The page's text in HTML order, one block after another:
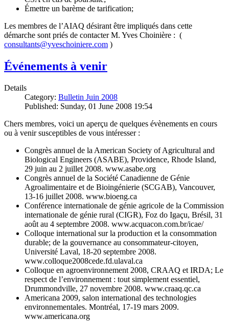
Émettre un barème de tarification;
Les membres de l’AIAQ désirant être impliqués dans cette
démarche sont priés de contacter M. Yves Choinière : (
consultants@yveschoiniere.com )
Événements à venir
Details
Category: Bulletin Juin 2008
Published: Sunday, 01 June 2008 19:54
Chers membres, voici un aperçu de quelques évènements en cours
ou à venir susceptibles de vous intéresser :
Congrès annuel de la American Society of Agricultural and
Biological Engineers (ASABE), Providence, Rhode Island,
29 juin au 2 juillet 2008. www.asabe.org
Congrès annuel de la Société Canadienne de Génie
Agroalimentaire et de Bioingénierie (SCGAB), Vancouver,
13-16 juillet 2008. www.bioeng.ca
Conférence internationale de génie agricole de la Commission
internationale de génie rural (CIGR), Foz do Igaçu, Brésil, 31
août au 4 septembre 2008. www.acquacon.com.br/icae/
Colloque international sur la production et la consommation
durable; de la gouvernance au consommateur-citoyen,
Université Laval, 18-20 septembre 2008.
www.colloque2008cede.fd.ulaval.ca
Colloque en agroenvironnement 2008, CRAAQ et IRDA; Le
respect de l’environnement : tout simplement essentiel,
Drummondville, 27 novembre 2008. www.craaq.qc.ca
Americana 2009, salon international des technologies
environnementales. Montréal, 17-19 mars 2009.
www.americana.org